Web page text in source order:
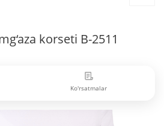
korseti B-2511
Ko'rsatmalar